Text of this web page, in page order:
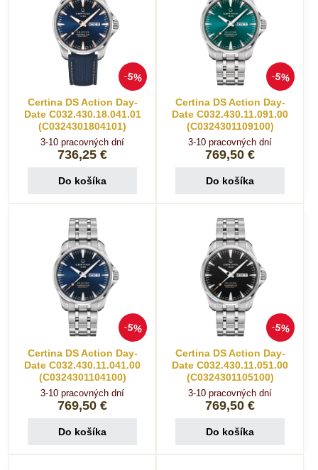
5%
Certina DS Action Day-
Date C032.430.18.041.01
(C0324301804101)
3-10 pracovných dní
736,25 €
Do košíka
5%
Certina DS Action Day-
Date C032.430.11.091.00
(C0324301109100)
3-10 pracovných dní
769,50 €
Do košíka
5%
Certina DS Action Day-
Date C032.430.11.041.00
(C0324301104100)
3-10 pracovných dní
769,50 €
Do košíka
5%
Certina DS Action Day-
Date C032.430.11.051.00
(C0324301105100)
3-10 pracovných dní
769,50 €
Do košíka